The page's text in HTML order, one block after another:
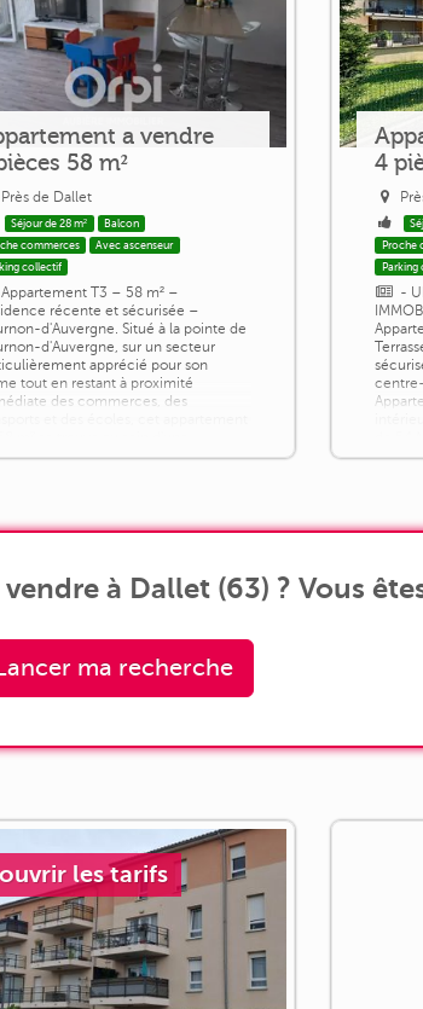
a vendre
58 m²
Près de Dallet
Séjour de 28 m²
Balcon
commerces
Avec ascenseur
collectif
Appartement T3 – 58 m² –
récente et sécurisée –
d'Auvergne. Situé à la pointe de
d'Auvergne, sur un secteur
apprécié pour son
tout en restant à proximité
des commerces, des
récente, sécurisée et
4
Proche
Parking
-
à Dallet (63) ? Vous
ma recherche
les tarifs